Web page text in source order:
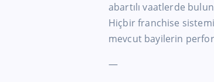
abartılı vaatlerde
Hiçbir franchise
mevcut bayilerin
—